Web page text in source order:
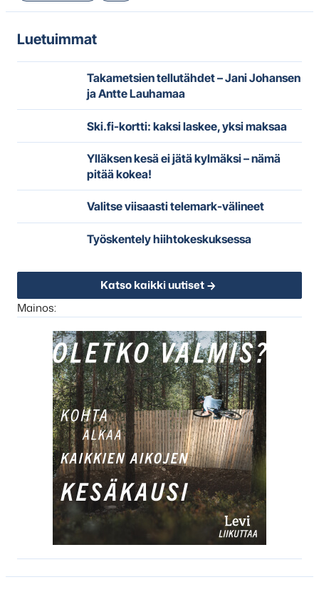
Luetuimmat
Takametsien tellutähdet – Jani Johansen
ja Antte Lauhamaa
Ski.fi-kortti: kaksi laskee, yksi maksaa
Ylläksen kesä ei jätä kylmäksi – nämä
pitää kokea!
Valitse viisaasti telemark-välineet
Työskentely hiihtokeskuksessa
Katso kaikki uutiset
Mainos: